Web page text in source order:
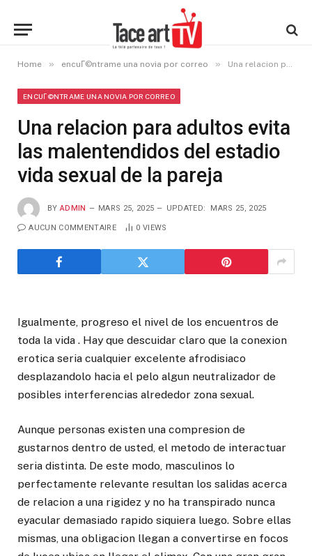
Home » encuГ©ntrame una novia por correo » Una relacion para adultos evita las malentendidos del estadio vida sexual de la pareja
ENCUГ©NTRAME UNA NOVIA POR CORREO
Una relacion para adultos evita
las malentendidos del estadio
vida sexual de la pareja
BY ADMIN MARS 25, 2025 UPDATED: MARS 25, 2025
AUCUN COMMENTAIRE 0 VIEWS
Igualmente, progreso el nivel de los encuentros de
toda la vida . Hay que descuidar claro que la conexion
erotica seria cualquier excelente afrodisiaco
desplazandolo hacia el pelo algun neutralizador de
posibles interferencias alrededor zona sexual.
Aunque personas existen una compresion de
gustarnos dentro de usted, el metodo de interactuar
seria distinta. De este modo, masculinos lo
perfectamente relevante resultan los salidas acerca
de relacion a una rigidez y no ha transpirado nunca
eyacular demasiado rapido siquiera luego. Sobre ellas
mismas, una obligacion llegan a convertirse en focos